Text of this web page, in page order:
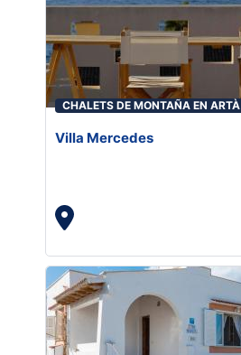
CHALETS DE MONTAÑA EN ARTÀ
Villa Mercedes